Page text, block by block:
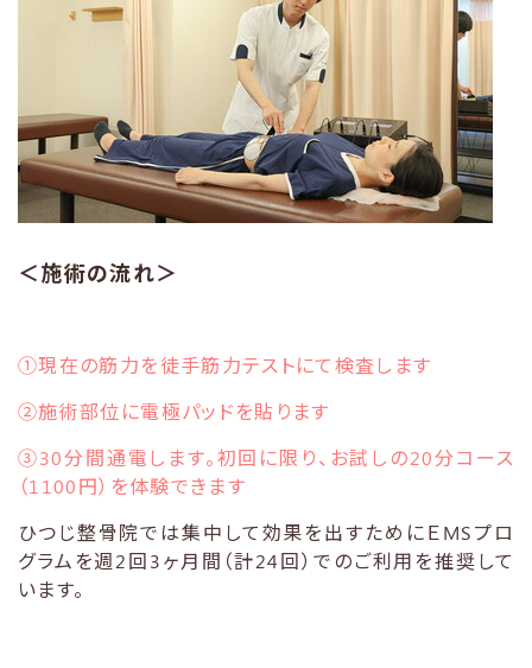
＜施術の流れ＞
①現在の筋力を徒手筋力テストにて検査します
②施術部位に電極パッドを貼ります
③30分間通電します。初回に限り、お試しの20分コース
（1100円）を体験できます
ひつじ整骨院では集中して効果を出すためにＥMSプロ
グラムを週2回3ヶ月間（計24回）でのご利用を推奨して
います。